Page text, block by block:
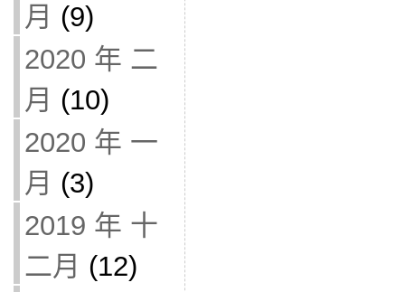
月 (9)
2020 年 二
月 (10)
2020 年 一
月 (3)
2019 年 十
二月 (12)